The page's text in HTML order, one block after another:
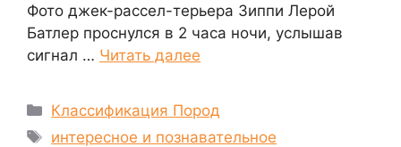
Фото джек-рассел-терьера Зиппи Лерой
Батлер проснулся в 2 часа ночи, услышав
сигнал … Читать далее
Рубрики
Классификация Пород
Метки
интересное и познавательное